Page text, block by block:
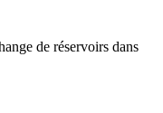
de réservoirs dans